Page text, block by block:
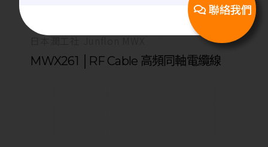
MWX261 │RF Cable 高頻同軸電纜線
聯絡我們